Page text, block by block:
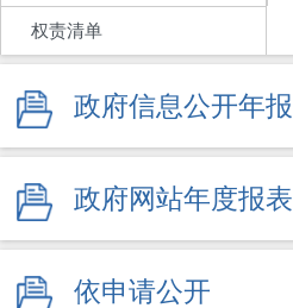
权责清单
政府信息公开年报
政府网站年度报表
依申请公开